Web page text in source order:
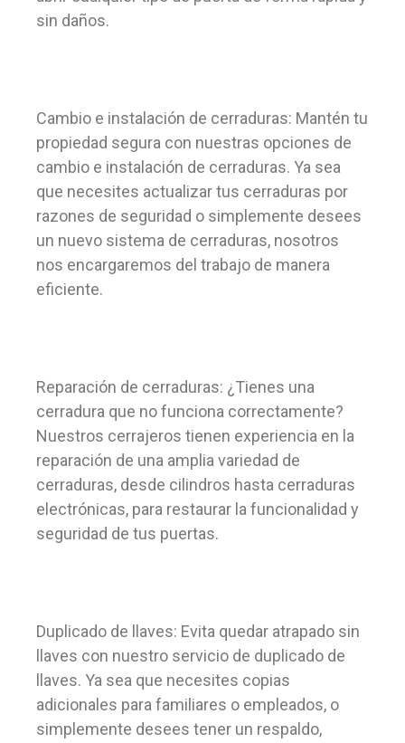
sin daños.
Cambio e instalación de cerraduras: Mantén tu
propiedad segura con nuestras opciones de
cambio e instalación de cerraduras. Ya sea
que necesites actualizar tus cerraduras por
razones de seguridad o simplemente desees
un nuevo sistema de cerraduras, nosotros
nos encargaremos del trabajo de manera
eficiente.
Reparación de cerraduras: ¿Tienes una
cerradura que no funciona correctamente?
Nuestros cerrajeros tienen experiencia en la
reparación de una amplia variedad de
cerraduras, desde cilindros hasta cerraduras
electrónicas, para restaurar la funcionalidad y
seguridad de tus puertas.
Duplicado de llaves: Evita quedar atrapado sin
llaves con nuestro servicio de duplicado de
llaves. Ya sea que necesites copias
adicionales para familiares o empleados, o
simplemente desees tener un respaldo,